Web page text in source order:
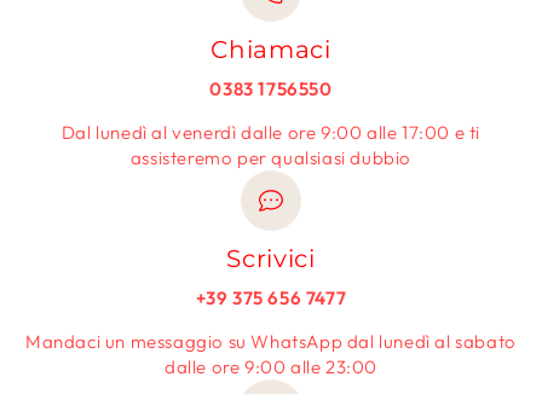
Chiamaci
0383 1756550
Dal lunedì al venerdì dalle ore 9:00 alle 17:00 e ti
assisteremo per qualsiasi dubbio
Scrivici
+39 375 656 7477
Mandaci un messaggio su WhatsApp dal lunedì al sabato
dalle ore 9:00 alle 23:00